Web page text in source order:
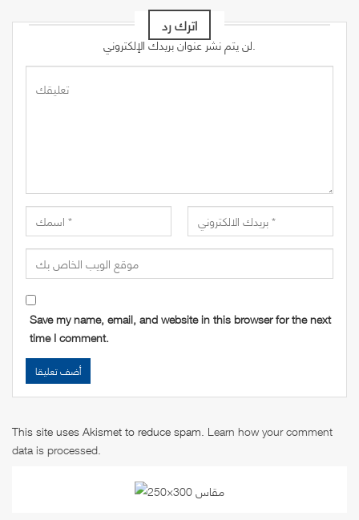
اترك رد
لن يتم نشر عنوان بريدك الإلكتروني.
Save my name, email, and website in this browser for the next
time I comment.
This site uses Akismet to reduce spam. Learn how your comment
data is processed.